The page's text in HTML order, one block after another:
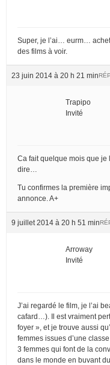
Super, je l’ai… eurm…
des films à voir.
23 juin 2014 à 20 h 21 min
Trapipo
Invité
Ca fait quelque mois que je
dire…
Tu confirmes la première
annonce. A+
9 juillet 2014 à 20 h 51 min
Arroway
Invité
J’ai regardé le film, je l’ai
cafard…). Il est vraiment
foyer », et je trouve aussi
femmes issues d’une
3 femmes qui font de la
dans le monde en buvant